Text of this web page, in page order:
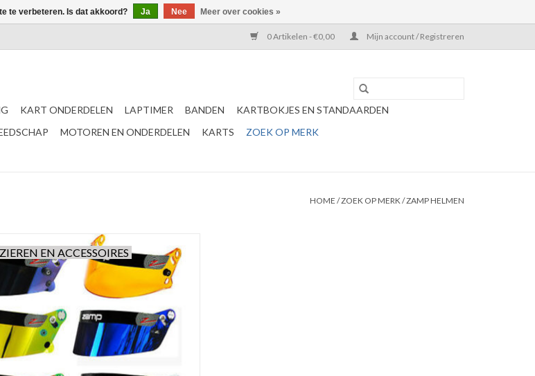
0 Artikelen - €0,00 Mijn account / Registreren
KART ONDERDELEN LAPTIMER BANDEN
KARTBOKJES EN STANDAARDEN
MOTOREN EN ONDERDELEN KARTS ZOEK OP MERK
HOME /ZOEK OP MERK/ZAMP HELMEN
EN ACCESSOIRES
te verbeteren. Is dat akkoord? Ja Nee Meer over cookies »